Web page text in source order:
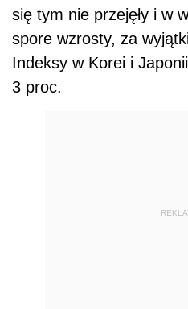
się tym nie przejęły i w
spore wzrosty, za
Indeksy w Korei i
3 proc.